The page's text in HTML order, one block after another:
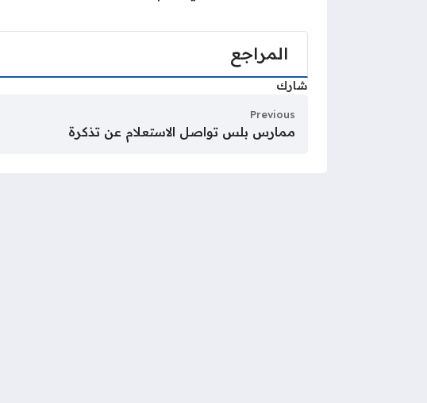
المراجع
شارك
Previous
ممارس بلس تواصل الاستعلام عن تذكرة